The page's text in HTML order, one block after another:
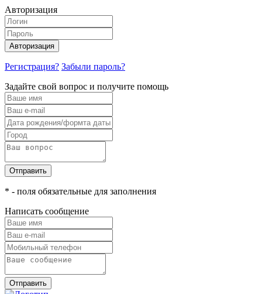
Авторизация
Авторизация
Регистрация? Забыли пароль?
Задайте свой вопрос и получите помощь
Отправить
* - поля обязательные для заполнения
Написать сообщение
Отправить